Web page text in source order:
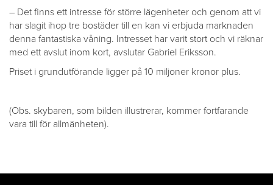
– Det finns ett intresse för större lägenheter och genom att vi
har slagit ihop tre bostäder till en kan vi erbjuda marknaden
denna fantastiska våning. Intresset har varit stort och vi räknar
med ett avslut inom kort, avslutar Gabriel Eriksson.
Priset i grundutförande ligger på 10 miljoner kronor plus.
(Obs. skybaren, som bilden illustrerar, kommer fortfarande
vara till för allmänheten).